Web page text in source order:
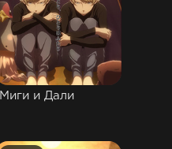
Миги и Дали